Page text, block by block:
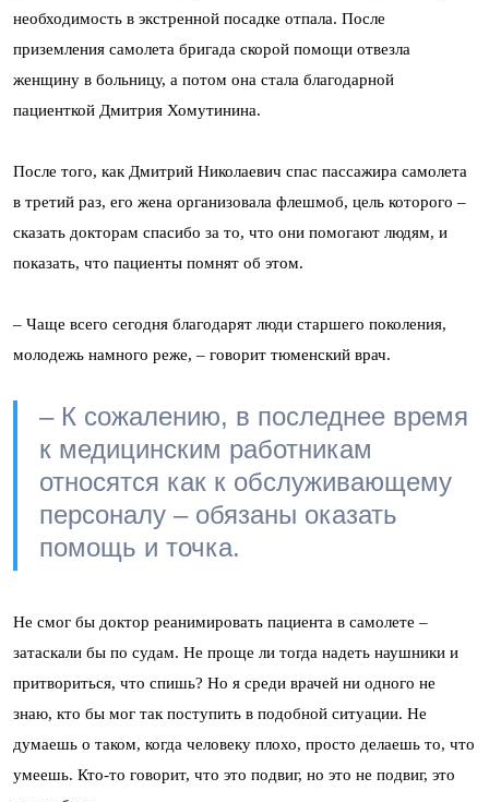
необходимость в экстренной посадке отпала. После
приземления самолета бригада скорой помощи отвезла
женщину в больницу, а потом она стала благодарной
пациенткой Дмитрия Хомутинина.
После того, как Дмитрий Николаевич спас пассажира самолета
в третий раз, его жена организовала флешмоб, цель которого –
сказать докторам спасибо за то, что они помогают людям, и
показать, что пациенты помнят об этом.
– Чаще всего сегодня благодарят люди старшего поколения,
молодежь намного реже, – говорит тюменский врач.
– К сожалению, в последнее время
к медицинским работникам
относятся как к обслуживающему
персоналу – обязаны оказать
помощь и точка.
Не смог бы доктор реанимировать пациента в самолете –
затаскали бы по судам. Не проще ли тогда надеть наушники и
притвориться, что спишь? Но я среди врачей ни одного не
знаю, кто бы мог так поступить в подобной ситуации. Не
думаешь о таком, когда человеку плохо, просто делаешь то, что
умеешь. Кто-то говорит, что это подвиг, но это не подвиг, это